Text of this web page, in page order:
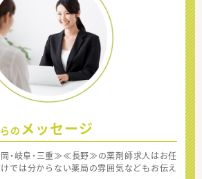
の メッセージ
・岐阜・三重≫≪長野≫の薬剤師求人はお任
では分からない薬局の雰囲気などもお伝え